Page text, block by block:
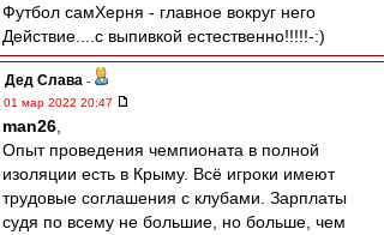
Футбол самХерня - главное вокруг него
Действие....с выпивкой естественно!!!!!-:)
Дед Слава -
01 мар 2022 20:47
man26
Опыт проведения чемпионата в полной
изоляции есть в Крыму. Всё игроки имеют
трудовые соглашения с клубами. Зарплаты
судя по всему не большие, но больше, чем